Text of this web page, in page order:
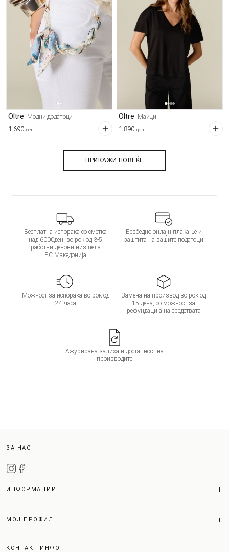
Oltre Модни додатоци
1.690 ден
Oltre Маици
1.890 ден
ПРИКАЖИ ПОВЕЌЕ
Бесплатна испорака со сметка
над 6000ден. во рок од 3-5
работни денови низ цела
Р.С.Македонија
Безбедно онлајн плаќање и
заштита на вашите податоци
Можност за испорака во рок од
24 часа
Замена на производ во рок од
15 дена, со можност за
рефундација на средствата
Ажурирана залиха и достапност на
производите
ЗА НАС
ИНФОРМАЦИИ
МОЈ ПРОФИЛ
КОНТАКТ ИНФО